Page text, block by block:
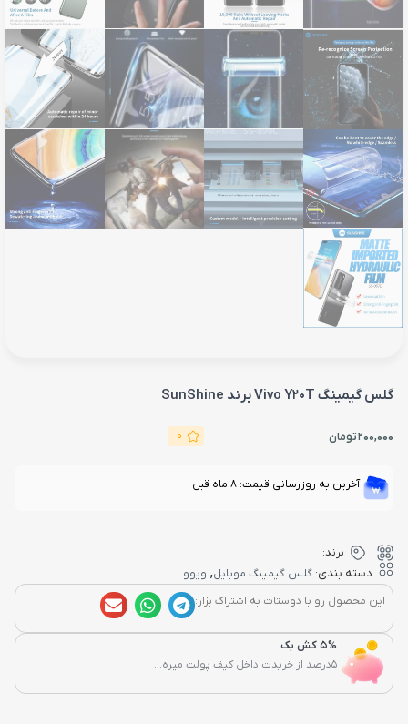
گلس گیمینگ Vivo Y20T برند SunShine
200,000تومان 0
آخرین به روزرسانی قیمت: 8 ماه قبل
برند:
دسته بندی: گلس گیمینگ موبایل, ویوو
این محصول رو با دوستات به اشتراک بزار:
5% کش بک
5درصد از خریدت داخل کیف پولت میره...